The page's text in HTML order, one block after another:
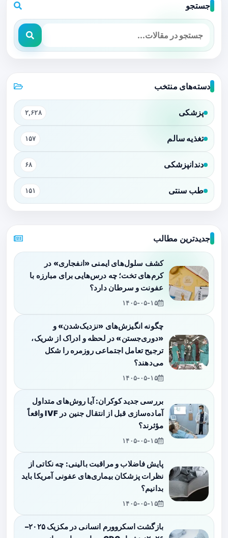
جستجو
دسته‌های منتخب
پزشکی ۲,۶۲۸
تغذیه سالم ۱۵۷
دندانپزشکی ۶۸
طب سنتی ۱۵۱
جدیدترین مطالب
کشف سلول‌های ایمنی «انفجاری» در
کرم‌های تخت؛ چه درس‌هایی برای مبارزه با
عفونت و سرطان دارد؟
۱۴۰۵-۰۵-۱۵
چگونه انگیزش‌های «نزدیک‌شدن» و
«دوری‌جستن» در لحظه و ادراک از شریک،
ترجیح تعامل اجتماعی روزمره را شکل
می‌دهند؟
۱۴۰۵-۰۵-۱۵
بررسی جدید کوکران: آیا روش‌های متداول
آماده‌سازی قبل از انتقال جنین در IVF واقعاً
مؤثرند؟
۱۴۰۵-۰۵-۱۵
پایش فاضلاب و مراقبت بالینی: چه نکاتی از
نظرات پزشکان بیماری‌های عفونی آمریکا باید
بدانیم؟
۱۴۰۵-۰۵-۱۵
بازگشت اسکروورم انسانی در مکزیک ۲۰۲۵–